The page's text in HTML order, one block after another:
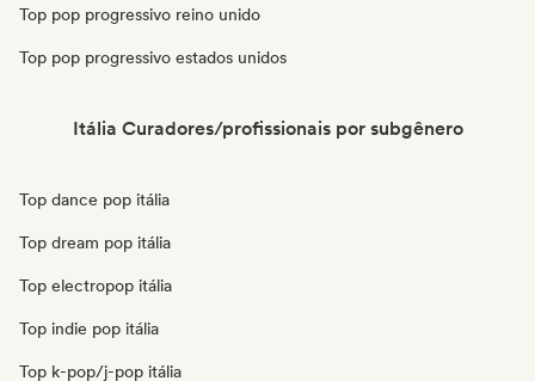
Top pop progressivo reino unido
Top pop progressivo estados unidos
Itália Curadores/profissionais por subgênero
Top dance pop itália
Top dream pop itália
Top electropop itália
Top indie pop itália
Top k-pop/j-pop itália